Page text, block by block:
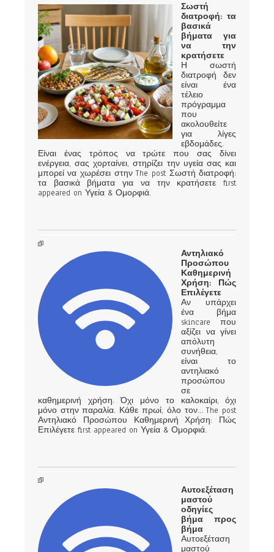
Σωστή
διατροφή: τα
βασικά
βήματα για
να την
κρατήσετε
Η σωστή
διατροφή δεν
είναι ένα
τέλειο
πρόγραμμα
που
ακολουθείτε
για λίγες
εβδομάδες.
Είναι ένας τρόπος να τρώτε που σας δίνει
ενέργεια, σας χορταίνει, στηρίζει την υγεία σας και
μπορεί να χωρέσει στην The post Σωστή διατροφή:
τα βασικά βήματα για να την κρατήσετε first
appeared on Υγεία & Ομορφιά.
Αντηλιακό
Προσώπου
Καθημερινή
Χρήση: Πώς
Επιλέγετε
Αν υπάρχει
ένα βήμα
skincare που
αξίζει να γίνει
απόλυτη
συνήθεια,
είναι το
αντηλιακό
προσώπου
σε
καθημερινή χρήση. Όχι μόνο το καλοκαίρι, όχι
μόνο στην παραλία. Κάθε πρωί, όλο τον… The post
Αντηλιακό Προσώπου Καθημερινή Χρήση: Πώς
Επιλέγετε first appeared on Υγεία & Ομορφιά.
Αυτοεξέταση
μαστού
οδηγίες
βήμα προς
βήμα
Αυτοεξέταση
μαστού